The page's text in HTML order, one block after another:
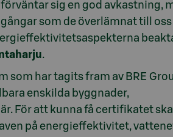
sig en god avkastning,
som de överlämnat till
.
har tagits fram av BRE
enskilda byggnader,
För att kunna få certifikatet
på energieffektivitet,